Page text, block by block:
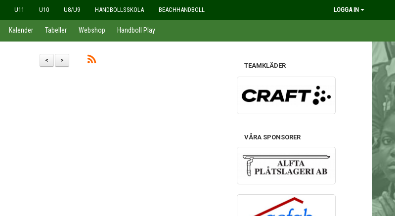
U11 U10 U8/U9 HANDBOLLSSKOLA BEACHHANDBOLL LOGGA IN
Kalender Tabeller Webshop Handboll Play
>
<
TEAMKLÄDER
VÅRA SPONSORER